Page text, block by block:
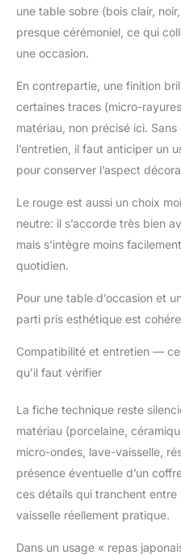
une table sobre (bois clair,
presque cérémoniel, ce qui
une occasion.
En contrepartie, une finition
certaines traces (micro-
matériau, non précisé ici.
l’entretien, il faut anticiper un
pour conserver l’aspect
Le rouge est aussi un choix
neutre: il s’accorde très bien
mais s’intègre moins
quotidien.
Pour une table d’occasion et
parti pris esthétique est
Compatibilité et entretien —
qu’il faut vérifier
La fiche technique reste
matériau (porcelaine,
micro-ondes, lave-vaisselle,
présence éventuelle d’un
ces détails qui tranchent
vaisselle réellement pratique.
Dans un usage « repas